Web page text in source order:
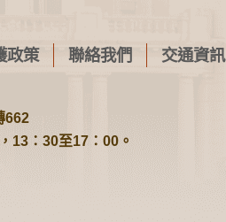
政策 聯絡我們 交通資訊
662
13：30至17：00。